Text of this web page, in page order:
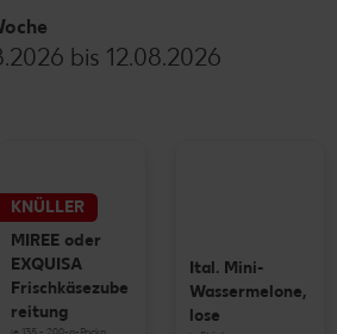
bis 12.08.2026
KNÜLLER
MIREE oder
EXQUISA
Frischkäsezube
reitung
je 135 - 200-g-Packg.
Ital. Mini-
Wassermelone,
lose